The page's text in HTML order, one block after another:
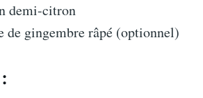
demi-citron
de gingembre râpé (optionnel)